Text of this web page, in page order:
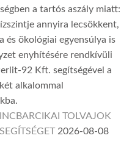
a tartós aszály miatt:
annyira lecsökkent,
és ökológiai egyensúlya is
enyhítésére rendkívüli
92 Kft. segítségével a
alkalommal
TOLVAJOK
2026-08-08